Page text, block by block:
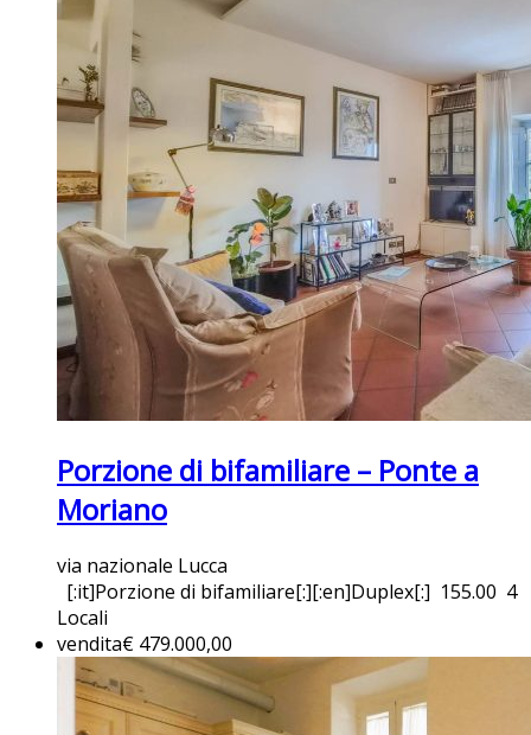
Porzione di bifamiliare – Ponte a
Moriano
via nazionale Lucca
[:it]Porzione di bifamiliare[:][:en]Duplex[:] 155.00 4
Locali
vendita€ 479.000,00